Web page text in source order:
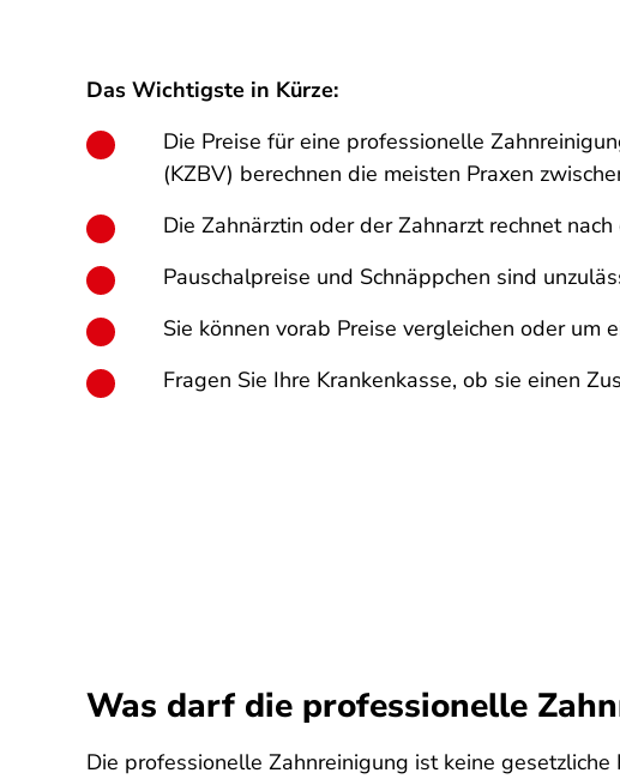
Das Wichtigste in Kürze:
Die Preise für eine professionelle
(KZBV) berechnen die meisten Praxen
Die Zahnärztin oder der Zahnarzt rechnet
Pauschalpreise und Schnäppchen sind
Sie können vorab Preise vergleichen oder um
Fragen Sie Ihre Krankenkasse, ob sie einen
Was darf die professionelle
Die professionelle Zahnreinigung ist keine